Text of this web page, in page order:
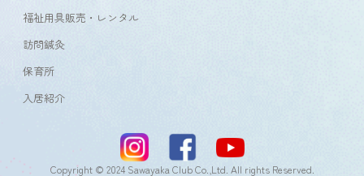
福祉用具販売・レンタル
訪問鍼灸
保育所
入居紹介
Copyright © 2024 Sawayaka Club Co.,Ltd. All rights Reserved.